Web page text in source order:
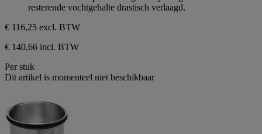
resterende vochtgehalte drastisch verlaagd.
€ 116,25 excl. BTW
€ 140,66 incl. BTW
Per stuk
Dit artikel is momenteel niet beschikbaar